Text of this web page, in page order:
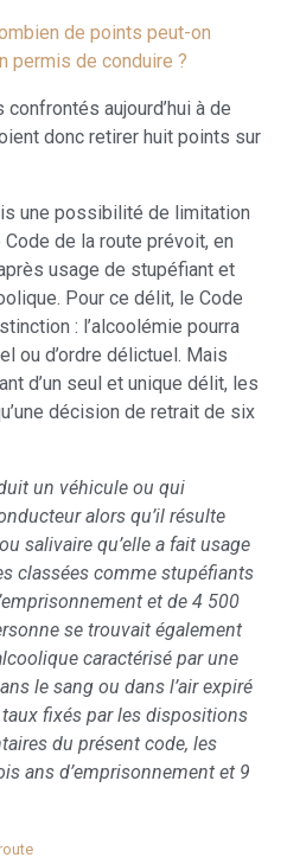
de points peut-on
permis de conduire ?
aujourd’hui à de
donc retirer huit points sur
une possibilité de limitation
de la route prévoit, en
usage de stupéfiant et
Pour ce délit, le Code
: l’alcoolémie pourra
ou d’ordre délictuel. Mais
d’un seul et unique délit, les
décision de retrait de six
un véhicule ou qui
alors qu’il résulte
salivaire qu’elle a fait usage
classées comme stupéfiants
et de 4 500
se trouvait également
caractérisé par une
le sang ou dans l’air expiré
fixés par les dispositions
du présent code, les
ans d’emprisonnement et 9